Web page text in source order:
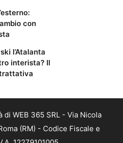
con
l’Atalanta
interista? Il
WEB 365 SRL - Via Nicola
(RM) - Codice Fiscale e